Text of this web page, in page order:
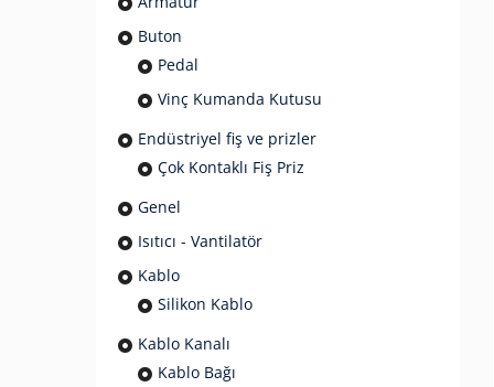
Buton
Pedal
Vinç Kumanda Kutusu
Endüstriyel fiş ve prizler
Çok Kontaklı Fiş Priz
Genel
Isıtıcı - Vantilatör
Kablo
Silikon Kablo
Kablo Kanalı
Kablo Bağı